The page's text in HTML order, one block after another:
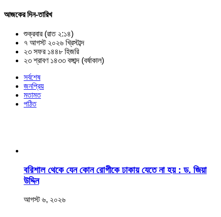
আজকের দিন-তারিখ
শুক্রবার (রাত ২:১৪)
৭ আগস্ট ২০২৬ খ্রিস্টাব্দ
২৩ সফর ১৪৪৮ হিজরি
২৩ শ্রাবণ ১৪৩৩ বঙ্গাব্দ (বর্ষাকাল)
সর্বশেষ
জনপ্রিয়
মতামত
পঠিত
বরিশাল থেকে যেন কোন রোগীকে ঢাকায় যেতে না হয় : ড. জিয়া
উদ্দিন
আগস্ট ৬, ২০২৬